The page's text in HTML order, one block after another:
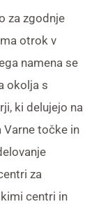
za zgodnje
otrok v
namena se
okolja s
ki delujejo na
Varne točke in
za
centri in